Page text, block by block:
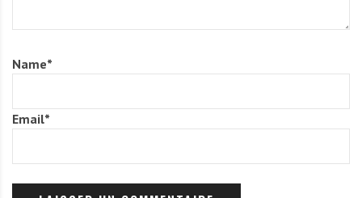
Name*
Email*